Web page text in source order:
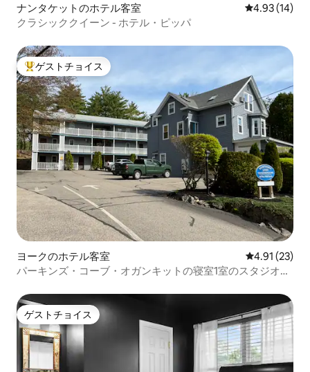
ナンタケットのホテル客室 レビュー14
4.93 (14)
クラシッククイーン - ホテル・ピッパ
大好評のゲストチョイスです。
ゲストチョイス
ヨークのホテル客室 レビュー23
4.91 (23)
パーキンズ・コーブ・オガンキットの寝室1室のスタジオコ
ゲストチョイス
ゲストチョイス